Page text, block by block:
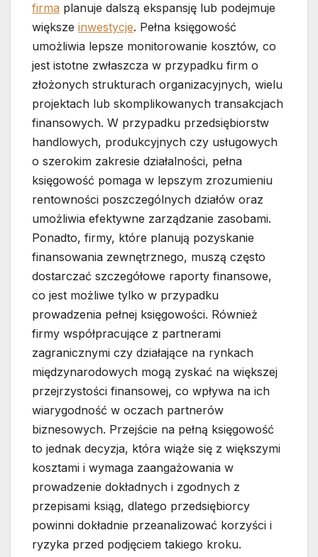
firma planuje dalszą ekspansję lub podejmuje
większe inwestycje. Pełna księgowość
umożliwia lepsze monitorowanie kosztów, co
jest istotne zwłaszcza w przypadku firm o
złożonych strukturach organizacyjnych, wielu
projektach lub skomplikowanych transakcjach
finansowych. W przypadku przedsiębiorstw
handlowych, produkcyjnych czy usługowych
o szerokim zakresie działalności, pełna
księgowość pomaga w lepszym zrozumieniu
rentowności poszczególnych działów oraz
umożliwia efektywne zarządzanie zasobami.
Ponadto, firmy, które planują pozyskanie
finansowania zewnętrznego, muszą często
dostarczać szczegółowe raporty finansowe,
co jest możliwe tylko w przypadku
prowadzenia pełnej księgowości. Również
firmy współpracujące z partnerami
zagranicznymi czy działające na rynkach
międzynarodowych mogą zyskać na większej
przejrzystości finansowej, co wpływa na ich
wiarygodność w oczach partnerów
biznesowych. Przejście na pełną księgowość
to jednak decyzja, która wiąże się z większymi
kosztami i wymaga zaangażowania w
prowadzenie dokładnych i zgodnych z
przepisami ksiąg, dlatego przedsiębiorcy
powinni dokładnie przeanalizować korzyści i
ryzyka przed podjęciem takiego kroku.